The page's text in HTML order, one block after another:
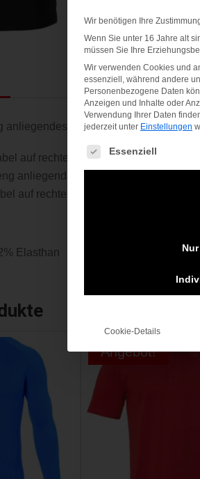
anliegendes, elastisches Material
auf rechtem Bein
anliegendes, elastisches Material
auf rechtem Bein
Elasthan
Angebot!
Wir benötigen Ihre
Wenn Sie unter 16 Jahre alt
müssen Sie Ihre
Wir verwenden Cookies und
essenziell, während andere
Personenbezogene Daten
Anzeigen und Inhalte oder
Verwendung Ihrer Daten
jederzeit unter Einstellungen
Es folgt eine Liste der
Essenziell
Cookie-Details